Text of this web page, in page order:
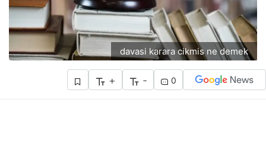
davasi karara cikmis ne demek
+ - 0